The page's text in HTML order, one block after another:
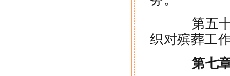
第五十
织对殡葬工
第七